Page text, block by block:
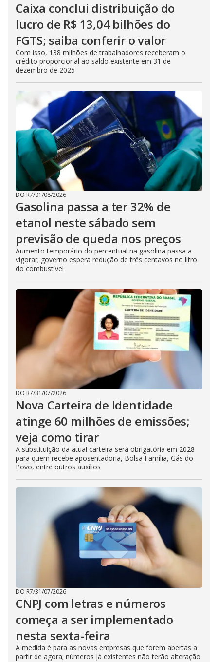
Caixa conclui distribuição do
lucro de R$ 13,04 bilhões do
FGTS; saiba conferir o valor
Com isso, 138 milhões de trabalhadores receberam o
crédito proporcional ao saldo existente em 31 de
dezembro de 2025
DO R7/01/08/2026
Gasolina passa a ter 32% de
etanol neste sábado sem
previsão de queda nos preços
Aumento temporário do percentual na gasolina passa a
vigorar; governo espera redução de três centavos no litro
do combustível
DO R7/31/07/2026
Nova Carteira de Identidade
atinge 60 milhões de emissões;
veja como tirar
A substituição da atual carteira será obrigatória em 2028
para quem recebe aposentadoria, Bolsa Família, Gás do
Povo, entre outros auxílios
DO R7/31/07/2026
CNPJ com letras e números
começa a ser implementado
nesta sexta-feira
A medida é para as novas empresas que forem abertas a
partir de agora; números já existentes não terão alteração